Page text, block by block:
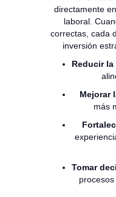
directamente
laboral.
correctas, cada
inversión
Reducir
Mejorar
más
Tomar
procesos